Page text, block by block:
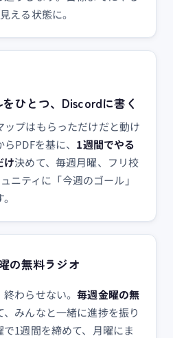
える状態に。
ひとつ、Discordに書く
ップはもらっただけだと動け
PDFを基に、 1週間でやる
け決めて、毎週月曜、フリ校
ニティに「今週のゴール」
の無料ラジオ
終わらせない。毎週金曜の無
、みんなと一緒に進捗を振り
1週間を締めて、月曜にま